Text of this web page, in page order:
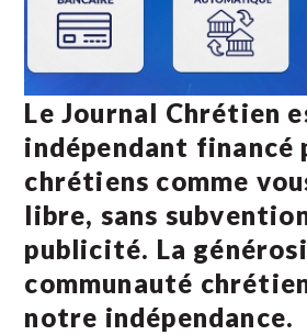
Le Journal Chrétien
indépendant financé
chrétiens comme
libre, sans
publicité. La
communauté
notre indépendance.